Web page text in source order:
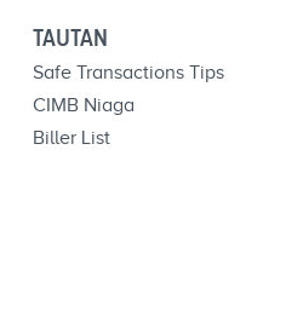
TAUTAN
Safe Transactions Tips
CIMB Niaga
Biller List